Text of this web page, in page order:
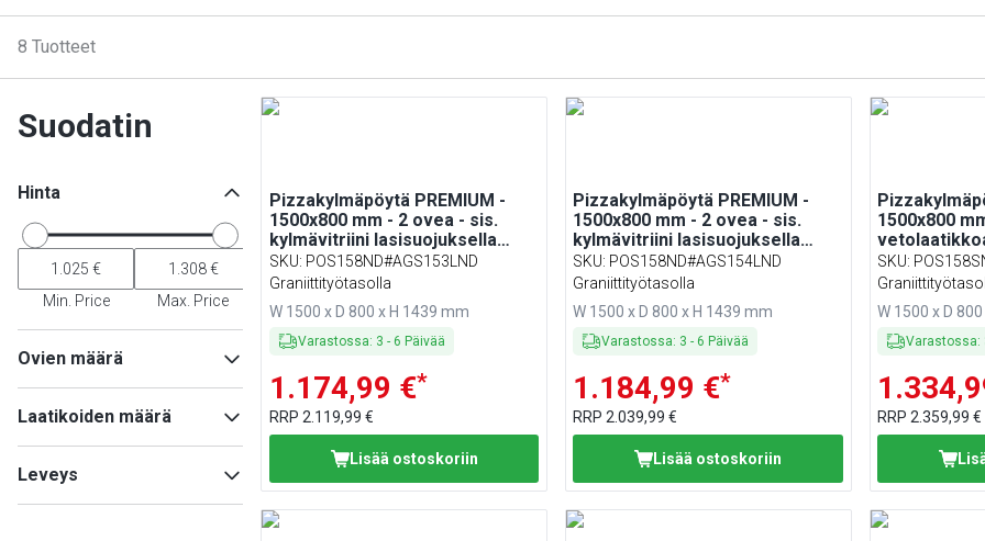
8 Tuotteet
Suodatin
Hinta
Min. Price Max. Price
Ovien määrä
1(2)
Laatikoiden määrä
Leveys
Pizzakylmäpöytä PREMIUM -
1500x800 mm - 2 ovea - sis.
kylmävitriini lasisuojuksella
LED-valaistuksella - 7 x GN 1/4 -
astiaa
SKU: POS158ND#AGS153LND
Graniittityötasolla
W 1500 x D 800 x H 1439 mm
Varastossa: 3 - 6 Päivää
1.174,99 €*
RRP 2.119,99 €
Lisää ostoskoriin
Pizzakylmäpöytä PREMIUM -
1500x800 mm - 2 ovea - sis.
kylmävitriini lasisuojuksella
LED-valaistuksella - 5 x GN 1/3 +
1 x GN 1/2
SKU: POS158ND#AGS154LND
Graniittityötasolla
W 1500 x D 800 x H 1439 mm
Varastossa: 3 - 6 Päivää
1.184,99 €*
RRP2.039,99 €
Lisää ostoskoriin
1500x800
SKU:
W 1500 x D
Varastossa:
RRP2.359,99 €